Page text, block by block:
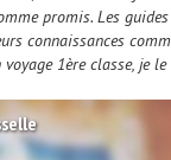
promis. Les
connaissances
1ère classe, je